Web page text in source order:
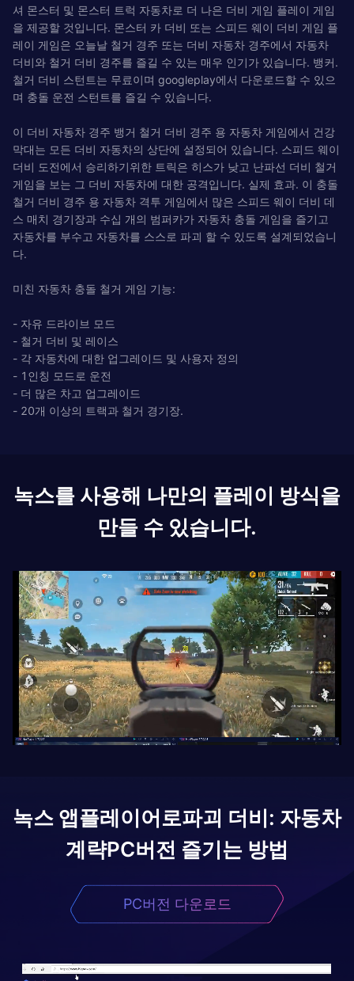
셔 몬스터 및 몬스터 트럭 자동차로 더 나은 더비 게임 플레이 게임
을 제공할 것입니다. 몬스터 카 더비 또는 스피드 웨이 더비 게임 플
레이 게임은 오늘날 철거 경주 또는 더비 자동차 경주에서 자동차
더비와 철거 더비 경주를 즐길 수 있는 매우 인기가 있습니다. 뱅커.
철거 더비 스턴트는 무료이며 googleplay에서 다운로드할 수 있으
며 충돌 운전 스턴트를 즐길 수 있습니다.
이 더비 자동차 경주 뱅거 철거 더비 경주 용 자동차 게임에서 건강
막대는 모든 더비 자동차의 상단에 설정되어 있습니다. 스피드 웨이
더비 도전에서 승리하기위한 트릭은 히스가 낮고 난파선 더비 철거
게임을 보는 그 더비 자동차에 대한 공격입니다. 실제 효과. 이 충돌
철거 더비 경주 용 자동차 격투 게임에서 많은 스피드 웨이 더비 데
스 매치 경기장과 수십 개의 범퍼카가 자동차 충돌 게임을 즐기고
자동차를 부수고 자동차를 스스로 파괴 할 수 있도록 설계되었습니
다.
미친 자동차 충돌 철거 게임 기능:
- 자유 드라이브 모드
- 철거 더비 및 레이스
- 각 자동차에 대한 업그레이드 및 사용자 정의
- 1인칭 모드로 운전
- 더 많은 차고 업그레이드
- 20개 이상의 트랙과 철거 경기장.
녹스를 사용해 나만의 플레이 방식을
만들 수 있습니다.
녹스 앱플레이어로파괴 더비: 자동차
계략PC버전 즐기는 방법
PC버전 다운로드